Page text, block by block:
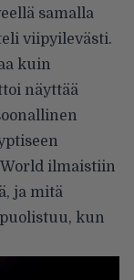
samalla
viipyilevästi.
kuin
näyttää
World ilmaistiin
ja mitä
kun